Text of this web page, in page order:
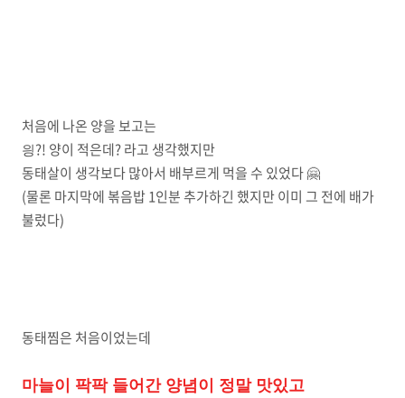
처음에 나온 양을 보고는
읭?! 양이 적은데? 라고 생각했지만
동태살이 생각보다 많아서 배부르게 먹을 수 있었다 🤗
(물론 마지막에 볶음밥 1인분 추가하긴 했지만 이미 그 전에 배가
불렀다)
동태찜은 처음이었는데
마늘이 팍팍 들어간 양념이 정말 맛있고